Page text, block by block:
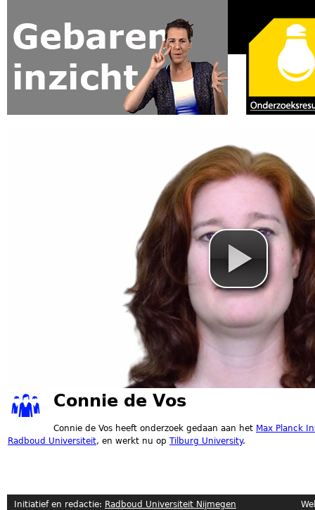
Connie de Vos
Connie de Vos heeft onderzoek gedaan aan het Max Planck
Radboud Universiteit, en werkt nu op Tilburg University.
Initiatief en redactie: Radboud Universiteit Nijmegen